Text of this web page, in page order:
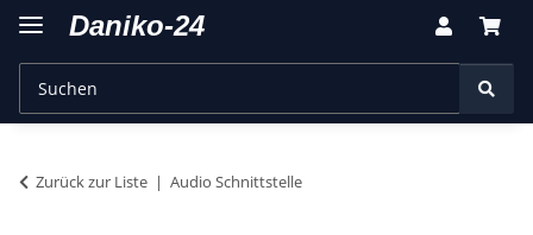
Zurück zur Liste Audio Schnittstelle